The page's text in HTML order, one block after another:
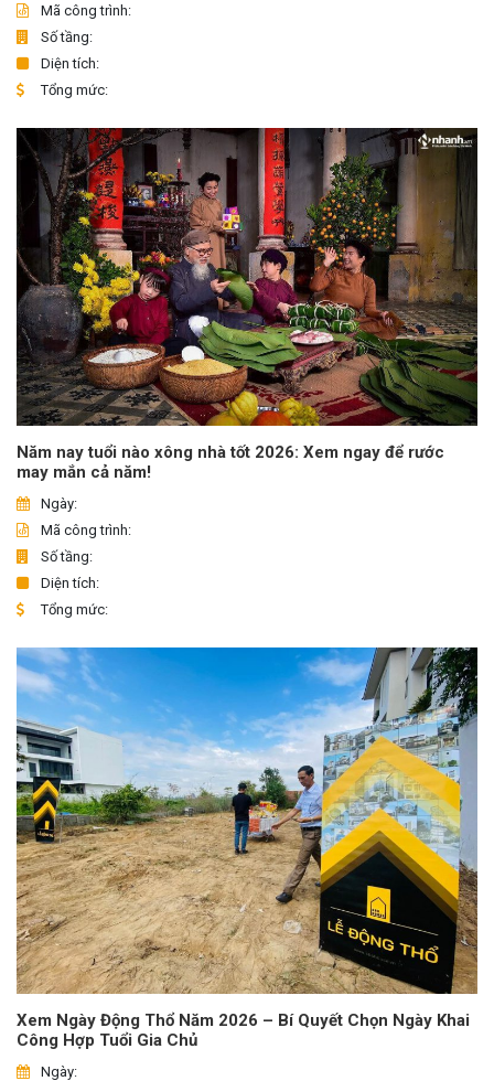
Mã công trình:
Số tầng:
Diện tích:
Tổng mức:
Năm nay tuổi nào xông nhà tốt 2026: Xem ngay để rước
may mắn cả năm!
Ngày:
Mã công trình:
Số tầng:
Diện tích:
Tổng mức:
Xem Ngày Động Thổ Năm 2026 – Bí Quyết Chọn Ngày Khai
Công Hợp Tuổi Gia Chủ
Ngày: